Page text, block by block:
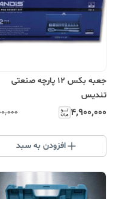
جعبه بکس 12 پارچه صنعتی
تندیس
۴٬۹۰۰٬۰۰۰
افزودن به سبد